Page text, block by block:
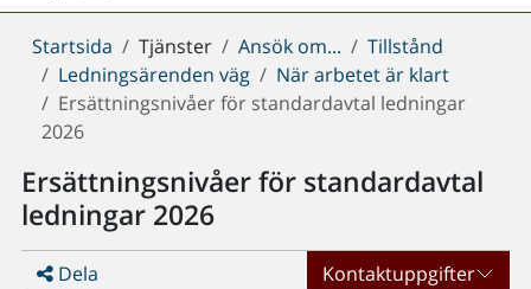
Du
är
här:
Startsida Tjänster Ansök om...
Tillstånd
Ledningsärenden väg
När arbetet är klart
Ersättningsnivåer för standardavtal ledningar
2026
Ersättningsnivåer för standardavtal
ledningar 2026
Dela Kontaktuppgifter